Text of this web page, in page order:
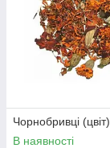
Чорнобривці
В наявності